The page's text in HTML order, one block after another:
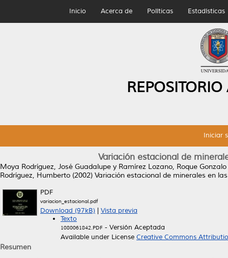
Inicio Acerca de Políticas Estadísticas
Iniciar
Variación estacional de
Moya Rodríguez, José Guadalupe y Ramírez Lozano, Roque Gonzalo
Rodríguez, Humberto (2002) Variación estacional de minerales en
PDF
variacion_estacional.pdf
Download (97kB)
Vista previa
Texto
1080061842.PDF - Versión Aceptada
Available under License Creative Commons
Resumen